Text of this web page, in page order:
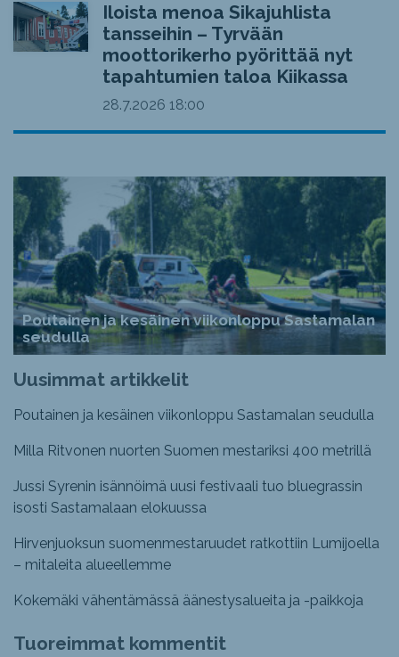
Iloista menoa Sikajuhlista
tansseihin – Tyrvään
moottorikerho pyörittää nyt
tapahtumien taloa Kiikassa
28.7.2026 18:00
Poutainen ja kesäinen viikonloppu Sastamalan
seudulla
Uusimmat artikkelit
Poutainen ja kesäinen viikonloppu Sastamalan seudulla
Milla Ritvonen nuorten Suomen mestariksi 400 metrillä
Jussi Syrenin isännöimä uusi festivaali tuo bluegrassin
isosti Sastamalaan elokuussa
Hirvenjuoksun suomenmestaruudet ratkottiin Lumijoella
– mitaleita alueellemme
Kokemäki vähentämässä äänestysalueita ja -paikkoja
Tuoreimmat kommentit